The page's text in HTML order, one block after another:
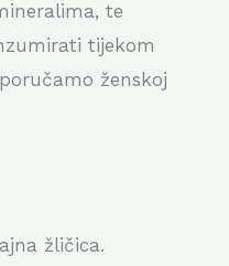
te
tijekom
ženskoj
žličica.